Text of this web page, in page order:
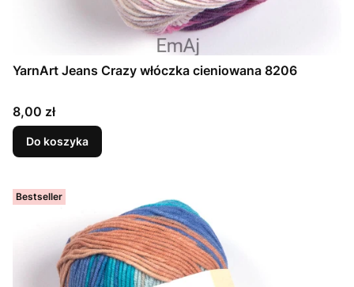
YarnArt Jeans Crazy włóczka cieniowana 8206
Cena
8,00 zł
Do koszyka
Bestseller